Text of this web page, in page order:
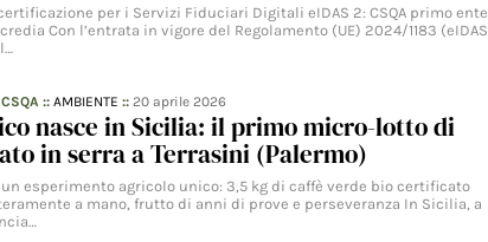
per i Servizi Fiduciari Digitali eIDAS 2: CSQA primo ente
Con l’entrata in vigore del Regolamento (UE) 2024/1183 (eIDAS
::AMBIENTE ::20 aprile 2026
nasce in Sicilia: il primo micro-lotto di
in serra a Terrasini (Palermo)
un esperimento agricolo unico: 3,5 kg di caffè verde bio certificato
a mano, frutto di anni di prove e perseveranza In Sicilia, a